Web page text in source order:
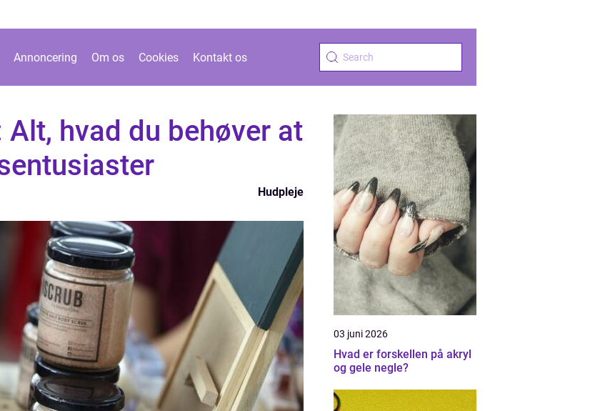
Annoncering Om os Cookies Kontakt os
hvad du behøver at
Hudpleje
03 juni 2026
Hvad er forskellen på akryl
og gele negle?